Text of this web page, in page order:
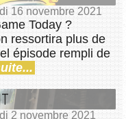
16 novembre 2021
Today ?
ressortira plus de
épisode rempli de
2 novembre 2021